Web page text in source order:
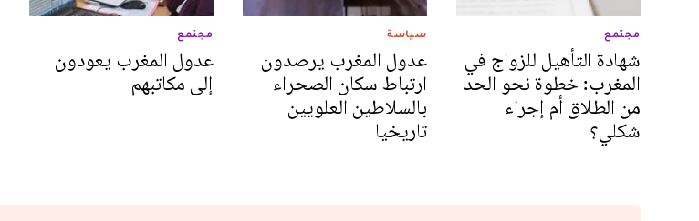
مجتمع
شهادة التأهيل للزواج في
المغرب: خطوة نحو الحد
من الطلاق أم إجراء
شكلي؟
سياسة
عدول المغرب يرصدون
ارتباط سكان الصحراء
بالسلاطين العلويين
تاريخيا
مجتمع
عدول المغرب يعودون
إلى مكاتبهم